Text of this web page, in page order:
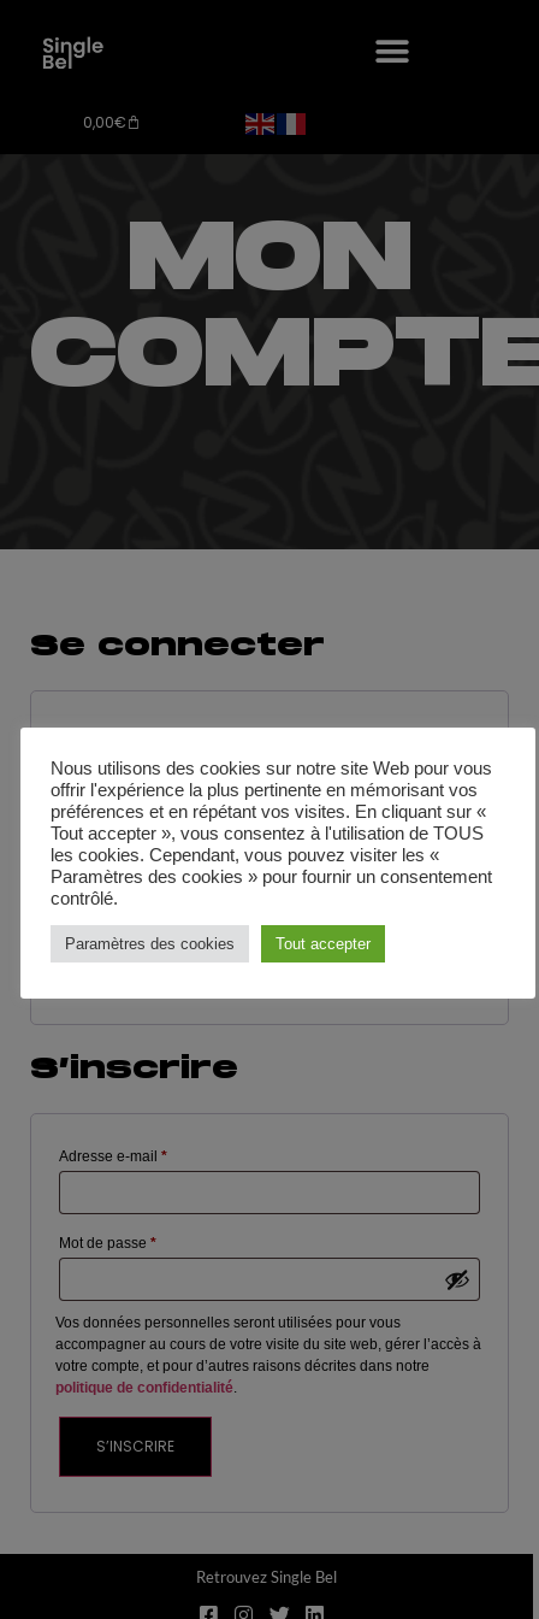
0,00€
MON
Se connecter
Mot de passe*
SE CONNECTER
S’inscrire
Adresse e-mail *
Mot de passe *
Vos données personnelles seront utilisées pour vous
accompagner au cours de votre visite du site web, gérer l’accès à
votre compte, et pour d’autres raisons décrites dans notre
politique de confidentialité.
S’INSCRIRE
Retrouvez Single Bel
Nous utilisons des cookies sur notre site Web pour vous
offrir l'expérience la plus pertinente en mémorisant vos
préférences et en répétant vos visites. En cliquant sur «
Tout accepter », vous consentez à l'utilisation de TOUS
les cookies. Cependant, vous pouvez visiter les «
Paramètres des cookies » pour fournir un consentement
contrôlé.
Paramètres des cookies Tout accepter